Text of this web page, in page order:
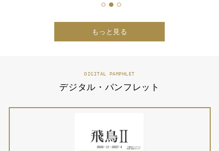
1 2 3
もっと見る
DIGITAL PAMPHLET
デジタル・パンフレット